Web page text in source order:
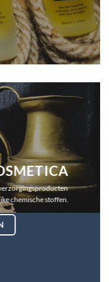
chemische stoffen.